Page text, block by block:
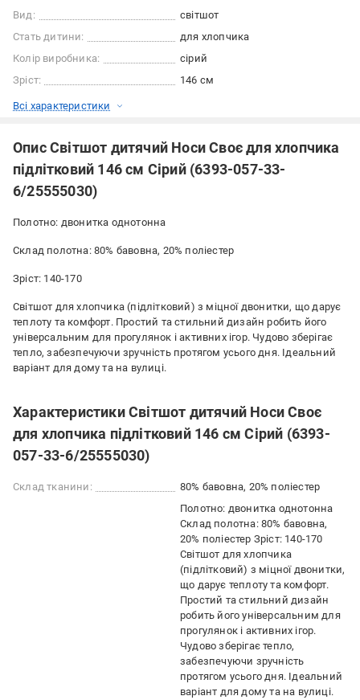
Вид:
світшот
Стать дитини:
для хлопчика
Колір виробника:
сірий
Зріст:
146 см
Всі характеристики
Опис Світшот дитячий Носи Своє для хлопчика
підлітковий 146 см Сірий (6393-057-33-
6/25555030)
Полотно: двонитка однотонна
Склад полотна: 80% бавовна, 20% поліестер
Зріст: 140-170
Світшот для хлопчика (підлітковий) з міцної двонитки, що дарує
теплоту та комфорт. Простий та стильний дизайн робить його
універсальним для прогулянок і активних ігор. Чудово зберігає
тепло, забезпечуючи зручність протягом усього дня. Ідеальний
варіант для дому та на вулиці.
Характеристики Світшот дитячий Носи Своє
для хлопчика підлітковий 146 см Сірий (6393-
057-33-6/25555030)
Склад тканини:
80% бавовна, 20% поліестер
Полотно: двонитка однотонна
Склад полотна: 80% бавовна,
20% поліестер Зріст: 140-170
Світшот для хлопчика
(підлітковий) з міцної двонитки,
що дарує теплоту та комфорт.
Простий та стильний дизайн
робить його універсальним для
прогулянок і активних ігор.
Чудово зберігає тепло,
забезпечуючи зручність
протягом усього дня. Ідеальний
варіант для дому та на вулиці.